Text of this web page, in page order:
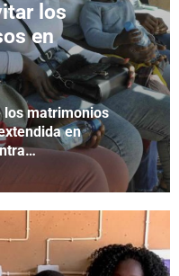
los
en
los matrimonios
en